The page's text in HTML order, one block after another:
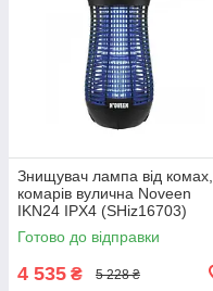
Знищувач лампа від комах,
комарів вулична Noveen
IKN24 IPX4 (SHiz16703)
Готово до відправки
4 535 ₴ 5 228 ₴